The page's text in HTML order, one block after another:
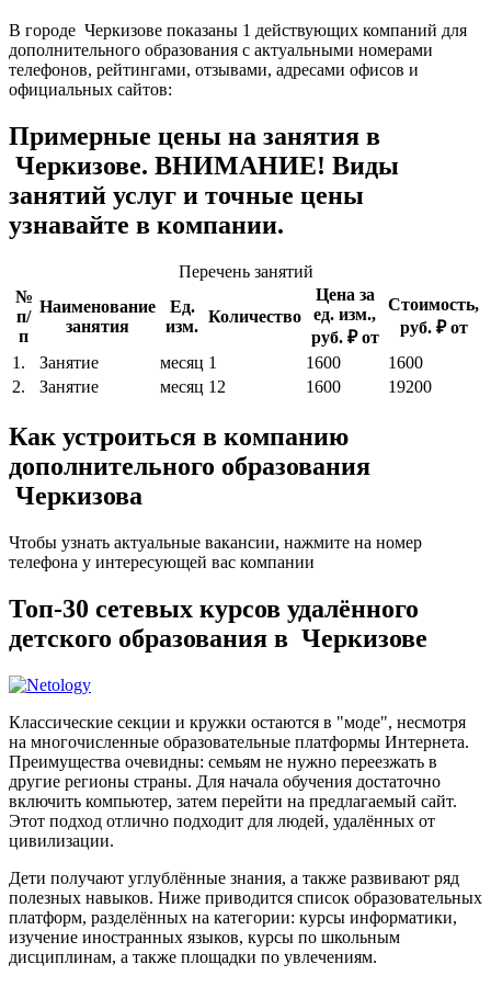
В городе Черкизове показаны 1 действующих компаний для
дополнительного образования с актуальными номерами
телефонов, рейтингами, отзывами, адресами офисов и
официальных сайтов:
Примерные цены на занятия в
Черкизове. ВНИМАНИЕ! Виды
занятий услуг и точные цены
узнавайте в компании.
Перечень занятий
№
п/
п
Наименование
занятия
Ед.
изм.
Количество
Цена за
ед. изм.,
руб. ₽ от
Стоимость,
руб. ₽ от
1.
Занятие месяц 1 1600
1600
2.
Занятие месяц 12 1600 19200
Как устроиться в компанию
дополнительного образования
Черкизова
Чтобы узнать актуальные вакансии, нажмите на номер
телефона у интересующей вас компании
Топ-30 сетевых курсов удалённого
детского образования в Черкизове
Классические секции и кружки остаются в "моде", несмотря
на многочисленные образовательные платформы Интернета.
Преимущества очевидны: семьям не нужно переезжать в
другие регионы страны. Для начала обучения достаточно
включить компьютер, затем перейти на предлагаемый сайт.
Этот подход отлично подходит для людей, удалённых от
цивилизации.
Дети получают углублённые знания, а также развивают ряд
полезных навыков. Ниже приводится список образовательных
платформ, разделённых на категории: курсы информатики,
изучение иностранных языков, курсы по школьным
дисциплинам, а также площадки по увлечениям.